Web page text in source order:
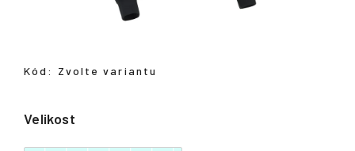
Velikost
Kód: Zvolte variantu